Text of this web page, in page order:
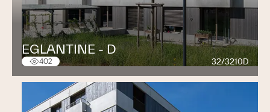
EGLANTINE - D
402 32/3210D